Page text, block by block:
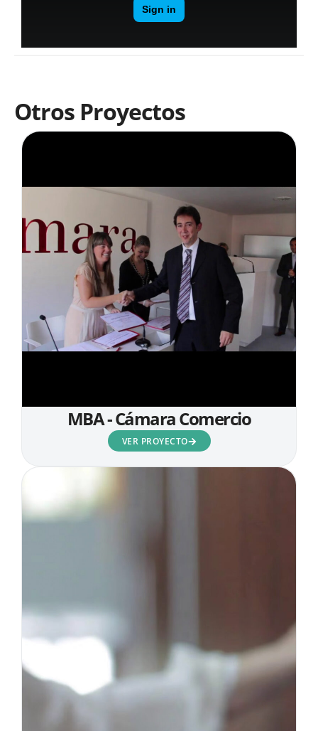
Otros Proyectos
MBA - Cámara Comercio
VER PROYECTO